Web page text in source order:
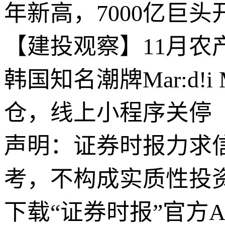
年新高，7000亿巨头
【建投观察】11月
韩国知名潮牌Mar:d!i
仓，线上小程序关停
声明：证券时报力求
考，不构成实质性投
下载“证券时报”官方